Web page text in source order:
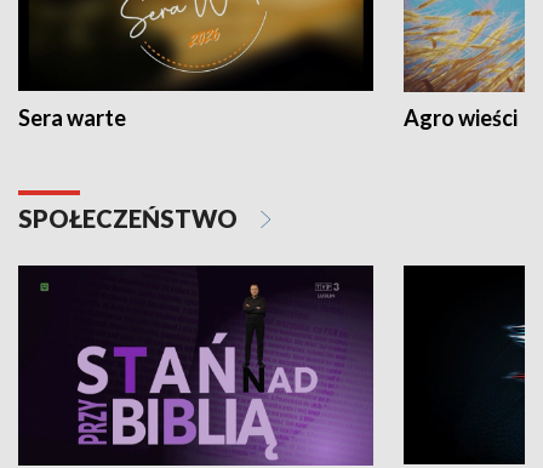
Sera warte Agro wieści
SPOŁECZEŃSTWO